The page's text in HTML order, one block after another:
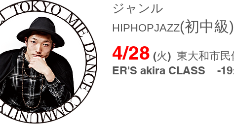
ジャンル
HIPHOPJAZZ(初中級)
4/28 (火) 東大和市
ER'S akira CLASS
-